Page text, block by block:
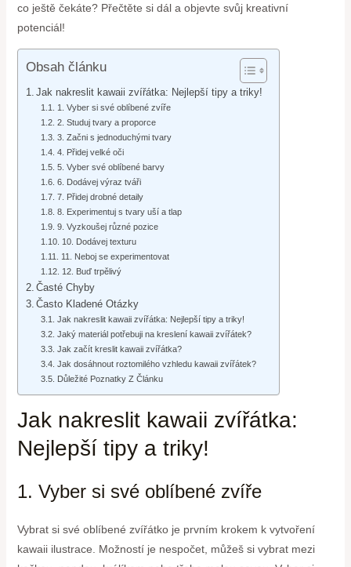
co ještě čekáte? Přečtěte si dál a objevte svůj kreativní
potenciál!
Obsah článku
Jak nakreslit kawaii zvířátka: Nejlepší tipy a triky!
1. Vyber si své oblíbené zvíře
2. Studuj tvary a proporce
3. Začni s jednoduchými tvary
4. Přidej velké oči
5. Vyber své oblíbené barvy
6. Dodávej výraz tváři
7. Přidej drobné detaily
8. Experimentuj s tvary uší a tlap
9. Vyzkoušej různé pozice
10. Dodávej texturu
11. Neboj se experimentovat
12. Buď trpělivý
Časté Chyby
Často Kladené Otázky
Jak nakreslit kawaii zvířátka: Nejlepší tipy a triky!
Jaký materiál potřebuji na kreslení kawaii zvířátek?
Jak začít kreslit kawaii zvířátka?
Jak dosáhnout roztomilého vzhledu kawaii zvířátek?
Důležité Poznatky Z Článku
Jak nakreslit kawaii zvířátka:
Nejlepší tipy a triky!
1. Vyber si své oblíbené zvíře
Vybrat si své oblíbené zvířátko je prvním krokem k vytvoření
kawaii ilustrace. Možností je nespočet, můžeš si vybrat mezi